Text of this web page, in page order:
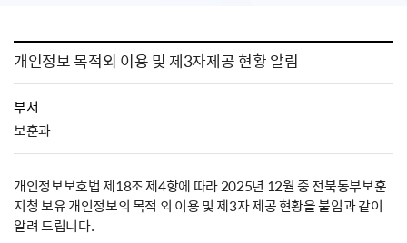
개인정보 목적외 이용 및 제3자제공 현황 알림
부서
보훈과
개인정보보호법 제18조 제4항에 따라 2025년 12월 중 전북동부보훈
지청 보유 개인정보의 목적 외 이용 및 제3자 제공 현황을 붙임과 같이
알려 드립니다.